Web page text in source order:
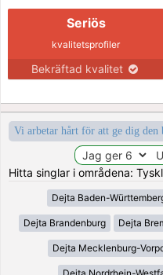
Seriös
kvalitetsprofiler
Bekräftad kvalitet
Vi arbetar hårt för att ge dig den
Hitta singlar i områdena:
Dejta Baden-
Dejta Brandenburg Dejta
Dejta Mecklenburg-